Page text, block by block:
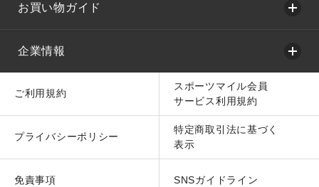
お買い物ガイド
企業情報
ご利用規約
スポーツマイル会員
サービス利用規約
プライバシーポリシー
特定商取引法に基づく
表示
免責事項 SNSガイドライン